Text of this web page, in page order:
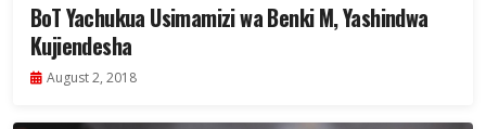
BoT Yachukua Usimamizi wa Benki M, Yashindwa
Kujiendesha
August 2, 2018